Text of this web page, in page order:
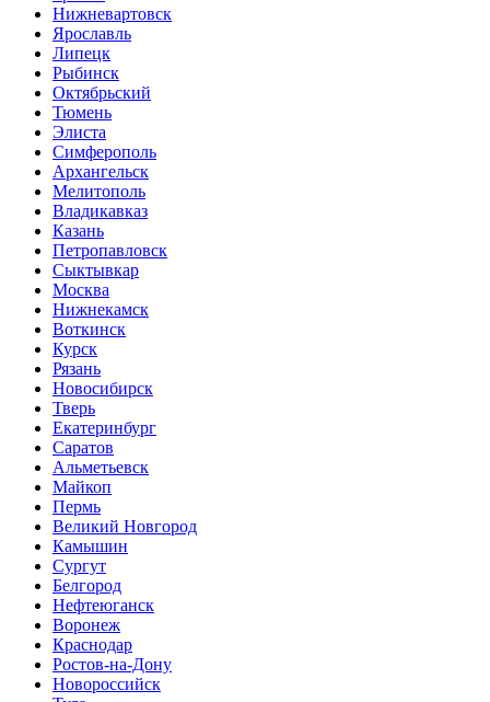
Нижневартовск
Ярославль
Липецк
Рыбинск
Октябрьский
Тюмень
Элиста
Симферополь
Архангельск
Мелитополь
Владикавказ
Казань
Петропавловск
Сыктывкар
Москва
Нижнекамск
Воткинск
Курск
Рязань
Новосибирск
Тверь
Екатеринбург
Саратов
Альметьевск
Майкоп
Пермь
Великий Новгород
Камышин
Сургут
Белгород
Нефтеюганск
Воронеж
Краснодар
Ростов-на-Дону
Новороссийск